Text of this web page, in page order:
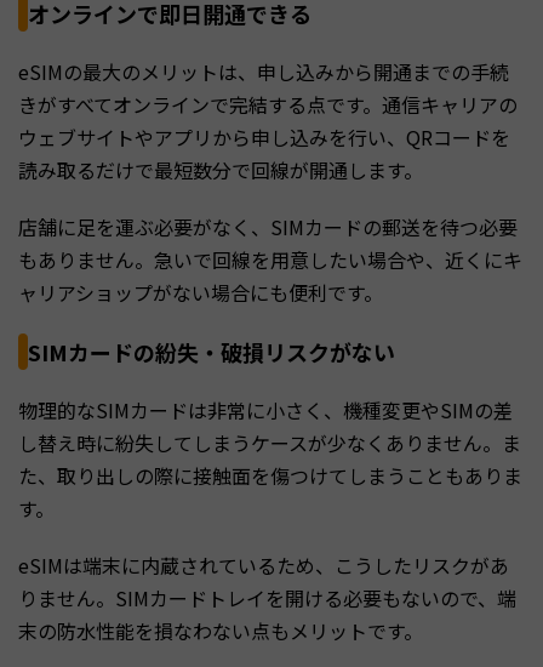
オンラインで即日開通できる
eSIMの最大のメリットは、申し込みから開通までの手続
きがすべてオンラインで完結する点です。通信キャリアの
ウェブサイトやアプリから申し込みを行い、QRコードを
読み取るだけで最短数分で回線が開通します。
店舗に足を運ぶ必要がなく、SIMカードの郵送を待つ必要
もありません。急いで回線を用意したい場合や、近くにキ
ャリアショップがない場合にも便利です。
SIMカードの紛失・破損リスクがない
物理的なSIMカードは非常に小さく、機種変更やSIMの差
し替え時に紛失してしまうケースが少なくありません。ま
た、取り出しの際に接触面を傷つけてしまうこともありま
す。
eSIMは端末に内蔵されているため、こうしたリスクがあ
りません。SIMカードトレイを開ける必要もないので、端
末の防水性能を損なわない点もメリットです。